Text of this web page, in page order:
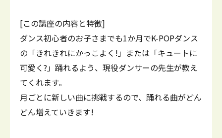
[この講座の内容と特徴]
ダンス初心者のお子さまでも1か月でK-POPダンス
の「きれきれにかっこよく!」または「キュートに
可愛く?」踊れるよう、現役ダンサーの先生が教え
てくれます。
月ごとに新しい曲に挑戦するので、踊れる曲がどん
どん増えていきます!